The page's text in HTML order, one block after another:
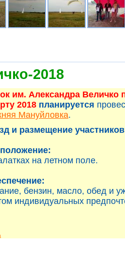
2018
им. Александра Величко
2018 планируется
Мануйловка.
и размещение
на летном поле.
бензин, масло, обед и
индивидуальных